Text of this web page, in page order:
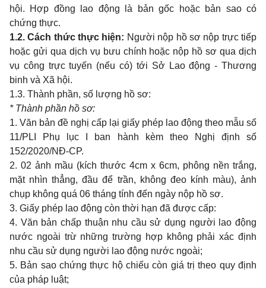
hội. Hợp đồng
lao động là bản gốc hoặc bản saocó
chứng thực.
1.2.Cách thức thực hiện: Người nộp hồ sơ nộp trực tiếp
hoặc gửi qua dịch vụ bưu chính hoặc nộp hồ sơquadịch
vụ công trực tuyến (nếu có) tới Sở
Laođộng-Thương
binh và Xã hội.
1.3. Thành phần, số lượng hồ sơ:
* Thành phần hồ sơ:
1. Văn bản đề nghị cấp lại giấy phép lao động theo mẫu số
11/PLI
Phụ lục I ban hành kèm theo
Nghị định số
152/2020/NĐ-CP.
2. 02 ảnh mầu (kích thước 4cm x 6cm, phông nền trắng,
mặt nhìn thẳng, đầu để trần, không đeo kính màu), ảnh
chụp không quá 06 tháng tính đến ngày nộp hồ sơ.
3. Giấy phép lao động còn thời hạn đã được cấp:
4. Văn bản chấp thuận nhu cầu sử dụng người laođộng
nước ngoài trừ những trường hợp không phải xác định
nhu cầu sử dụng người lao động nước ngoài;
5. Bản saochứng thực hộ chiếu còn giá trịtheo quyđịnh
của pháp luật;